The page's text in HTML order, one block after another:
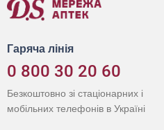
Гаряча лінія
0 800 30 20 60
Безкоштовно зі стаціонарних і
мобільних телефонів в Україні